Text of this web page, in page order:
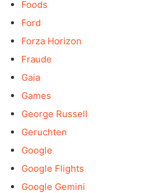
Foods
Ford
Forza Horizon
Fraude
Gaia
Games
George Russell
Geruchten
Google
Google Flights
Google Gemini